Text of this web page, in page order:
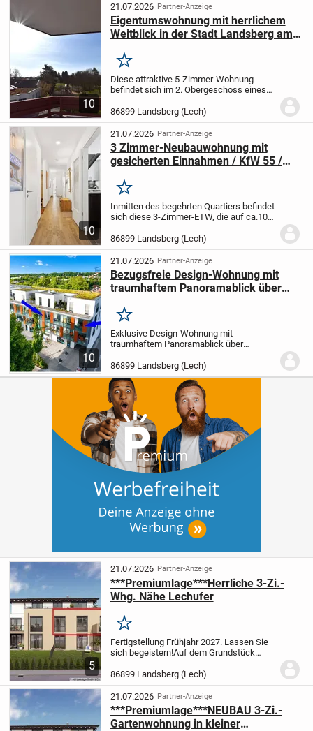
Sondereigentumseinheit bildet....
10
21.07.2026 Partner-Anzeige
Eigentumswohnung mit herrlichem
Weitblick in der Stadt Landsberg am
Merken
Diese attraktive 5-Zimmer-Wohnung
befindet sich im 2. Obergeschoss eines
ansprechenden Mehrfamilienhauses aus
dem Jahr 1978. Auf einer Wohnfläche von
ca. 122 m²...
86899 Landsberg (Lech)
10
21.07.2026 Partner-Anzeige
3 Zimmer-Neubauwohnung mit
gesicherten Einnahmen / KfW 55 /
Papierbach
Merken
Inmitten des begehrten Quartiers befindet
sich diese 3-Zimmer-ETW, die auf ca.100
hohen Wohnkomfort vereint. Hochwertige
Materialien wie Fliesen in Parkettoptik
sowie...
86899 Landsberg (Lech)
10
21.07.2026 Partner-Anzeige
Bezugsfreie Design-Wohnung mit
traumhaftem Panoramablick über
Ausstattung
Merken
Exklusive Design-Wohnung mit
traumhaftem Panoramablick über
Ausstattung!Diese außergewöhnliche 3-
ZKB-Eigentumswohnung vereint
modernes Design, höchste Bauqualität
und eine...
86899 Landsberg (Lech)
5
21.07.2026 Partner-Anzeige
***Premiumlage***Herrliche 3-Zi.-
Whg. Nähe Lechufer
Merken
Fertigstellung Frühjahr 2027. Lassen Sie
sich begeistern!Auf dem Grundstück
Lech wird seit Frühling 2026 ein
mehrgeschossiges Mehrfamilienhaus mit
insgesamt 7...
86899 Landsberg (Lech)
21.07.2026 Partner-Anzeige
***Premiumlage***NEUBAU 3-Zi.-
Gartenwohnung in kleiner